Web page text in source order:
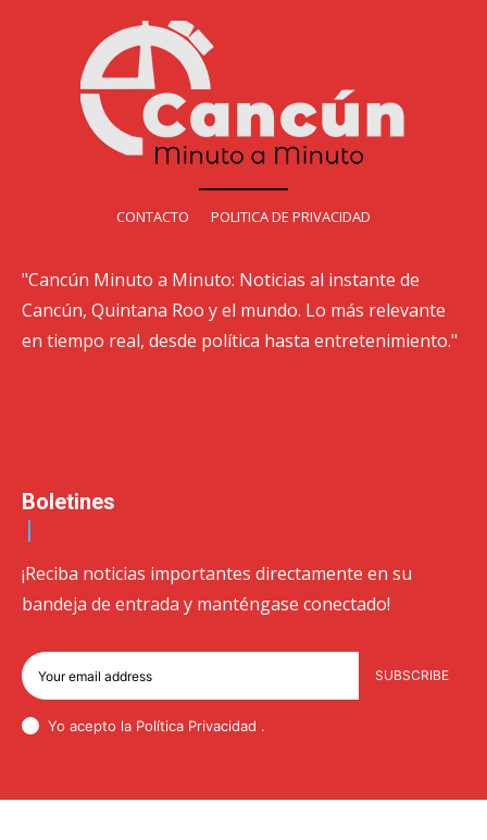
CONTACTO POLITICA DE PRIVACIDAD
"Cancún Minuto a Minuto: Noticias al instante de
Cancún, Quintana Roo y el mundo. Lo más relevante
en tiempo real, desde política hasta entretenimiento."
Boletines
¡Reciba noticias importantes directamente en su
bandeja de entrada y manténgase conectado!
SUBSCRIBE
Yo acepto la Política Privacidad .